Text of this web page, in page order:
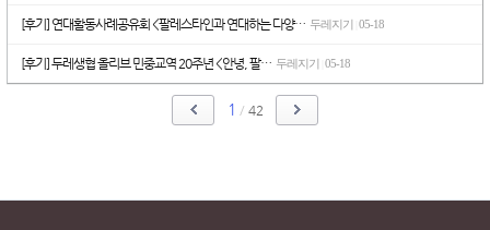
[후기] 연대활동사례공유회 <팔레스타인과 연대하는 다양… 두레지기 05-18
[후기] 두레생협 올리브 민중교역 20주년 <안녕, 팔… 두레지기 05-18
1 / 42